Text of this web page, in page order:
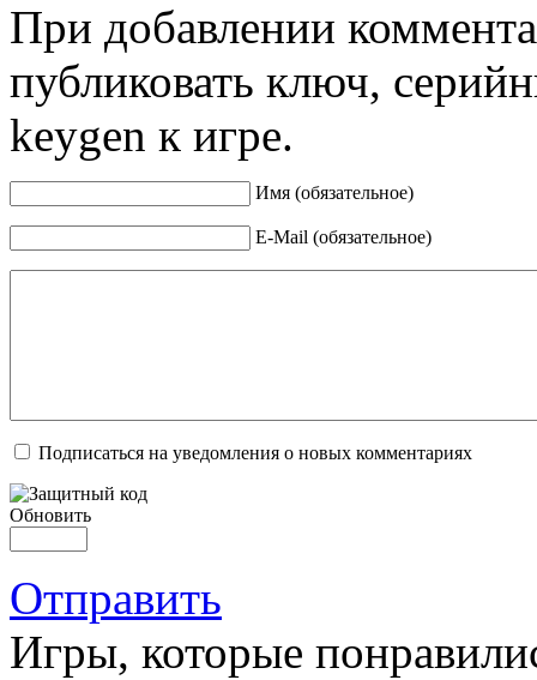
При добавлении
публиковать ключ,
keygen к игре.
Имя (обязательное)
E-Mail (обязательное)
Подписаться на уведомления о новых комментариях
Обновить
Отправить
Игры, которые